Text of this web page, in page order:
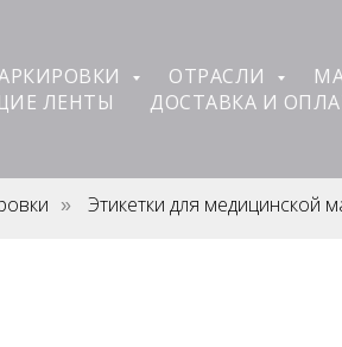
ОТРАСЛИ
ЛЕНТЫ
ДОСТАВКА И
» Этикетки для медицинской